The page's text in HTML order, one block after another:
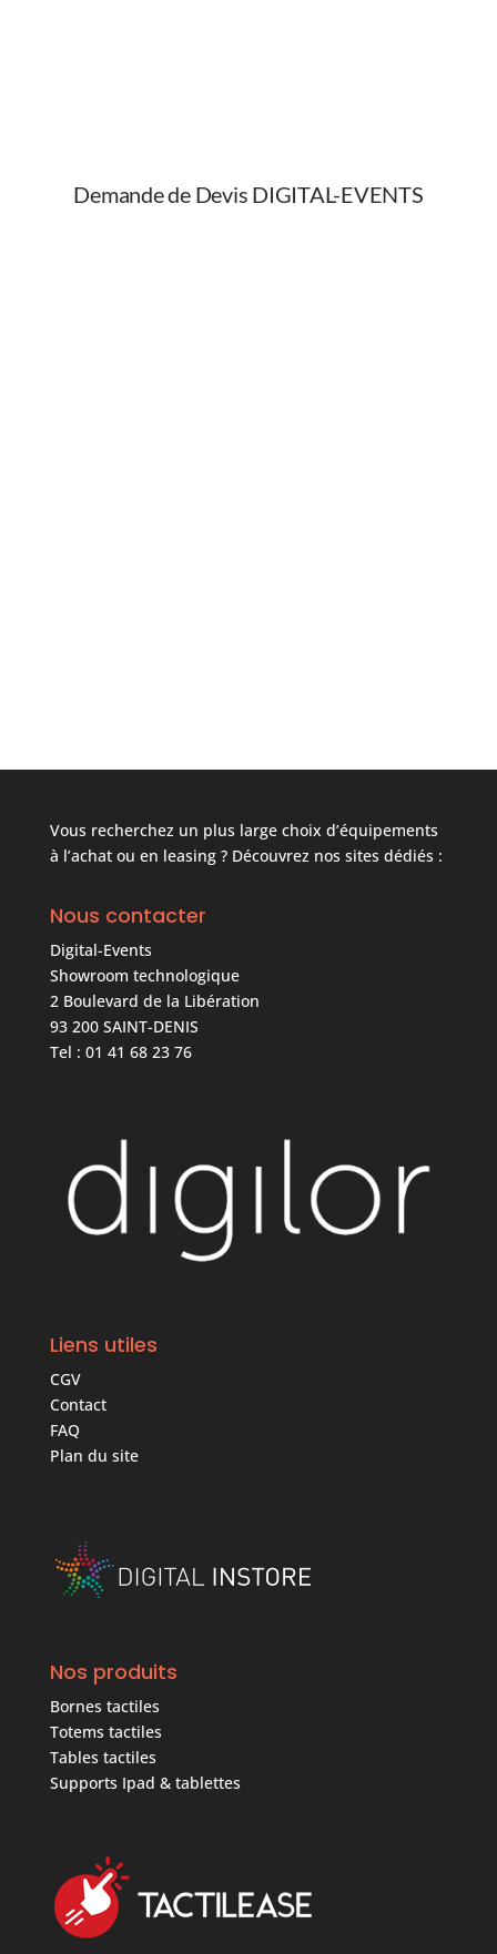
Vous recherchez un plus large choix d’équipements
à l’achat ou en leasing ? Découvrez nos sites dédiés :
Nous contacter
Digital-Events
Showroom technologique
2 Boulevard de la Libération
93 200 SAINT-DENIS
Tel : 01 41 68 23 76
Liens utiles
CGV
Contact
FAQ
Plan du site
Nos produits
Bornes tactiles
Totems tactiles
Tables tactiles
Supports Ipad & tablettes